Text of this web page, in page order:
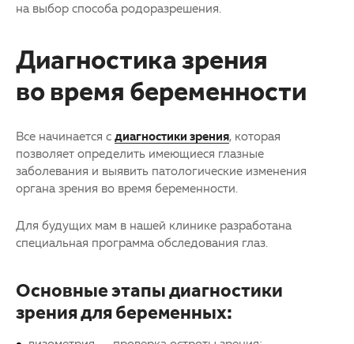
на выбор способа родоразрешения.
Диагностика зрения
во время беременности
Все начинается с диагностики зрения, которая
позволяет определить имеющиеся глазные
заболевания и выявить патологические изменения
органа зрения во время беременности.
Для будущих мам в нашей клинике разработана
специальная программа обследования глаз.
Основные этапы диагностики
зрения для беременных: